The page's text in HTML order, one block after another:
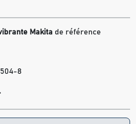
Makita de référence
8